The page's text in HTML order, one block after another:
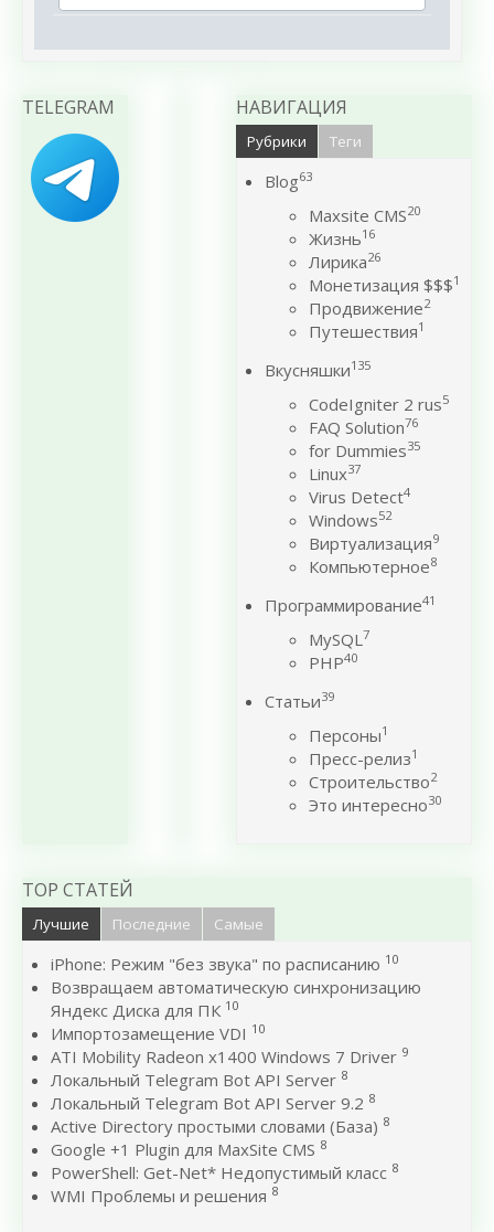
TELEGRAM НАВИГАЦИЯ
Рубрики Теги
Blog63
Maxsite CMS20
Жизнь16
Лирика26
Монетизация $$$1
Продвижение2
Путешествия1
Вкусняшки135
CodeIgniter 2 rus5
FAQ Solution76
for Dummies35
Linux37
Virus Detect4
Windows52
Виртуализация9
Компьютерное8
Программирование41
MySQL7
PHP40
Статьи39
Персоны1
Пресс-релиз1
Строительство2
Это интересно30
TOP СТАТЕЙ
Лучшие Последние Самые
iPhone: Режим "без звука" по расписанию 10
Возвращаем автоматическую синхронизацию
Яндекс Диска для ПК 10
Импортозамещение VDI 10
ATI Mobility Radeon x1400 Windows 7 Driver 9
Локальный Telegram Bot API Server 8
Локальный Telegram Bot API Server 9.2 8
Active Directory простыми словами (База) 8
Google +1 Plugin для MaxSite CMS 8
PowerShell: Get-Net* Недопустимый класс 8
WMI Проблемы и решения 8